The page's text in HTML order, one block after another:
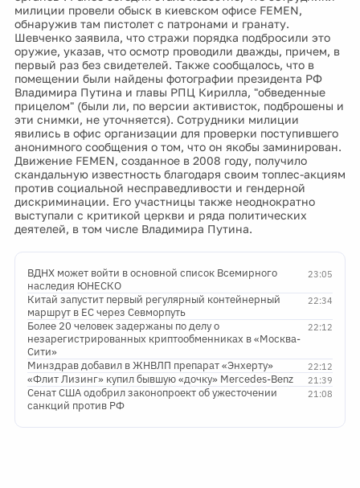
милиции провели обыск в киевском офисе FEMEN,
обнаружив там пистолет с патронами и гранату.
Шевченко заявила, что стражи порядка подбросили это
оружие, указав, что осмотр проводили дважды, причем, в
первый раз без свидетелей. Также сообщалось, что в
помещении были найдены фотографии президента РФ
Владимира Путина и главы РПЦ Кирилла, "обведенные
прицелом" (были ли, по версии активисток, подброшены и
эти снимки, не уточняется). Сотрудники милиции
явились в офис организации для проверки поступившего
анонимного сообщения о том, что он якобы заминирован.
Движение FEMEN, созданное в 2008 году, получило
скандальную известность благодаря своим топлес-акциям
против социальной несправедливости и гендерной
дискриминации. Его участницы также неоднократно
выступали с критикой церкви и ряда политических
деятелей, в том числе Владимира Путина.
23:05
ВДНХ может войти в основной список Всемирного
наследия ЮНЕСКО
22:34
Китай запустит первый регулярный контейнерный
маршрут в ЕС через Севморпуть
22:12
Более 20 человек задержаны по делу о
незарегистрированных криптообменниках в «Москва-
Сити»
22:12
Минздрав добавил в ЖНВЛП препарат «Энхерту»
21:39
«Флит Лизинг» купил бывшую «дочку» Mercedes-Benz
21:08
Сенат США одобрил законопроект об ужесточении
санкций против РФ